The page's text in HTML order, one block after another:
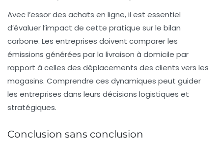
Avec l’essor des achats en ligne, il est essentiel
d’évaluer l’impact de cette pratique sur le bilan
carbone. Les entreprises doivent comparer les
émissions générées par la livraison à domicile par
rapport à celles des déplacements des clients vers les
magasins. Comprendre ces dynamiques peut guider
les entreprises dans leurs décisions logistiques et
stratégiques.
Conclusion sans conclusion